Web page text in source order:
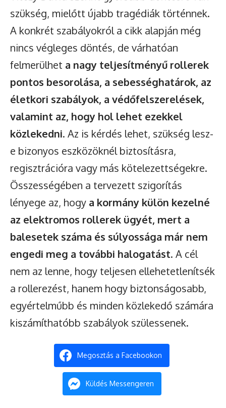
szükség, mielőtt újabb tragédiák történnek.
A konkrét szabályokról a cikk alapján még
nincs végleges döntés, de várhatóan
felmerülhet a nagy teljesítményű rollerek
pontos besorolása, a sebességhatárok, az
életkori szabályok, a védőfelszerelések,
valamint az, hogy hol lehet ezekkel
közlekedni. Az is kérdés lehet, szükség lesz-
e bizonyos eszközöknél biztosításra,
regisztrációra vagy más kötelezettségekre.
Összességében a tervezett szigorítás
lényege az, hogy a kormány külön kezelné
az elektromos rollerek ügyét, mert a
balesetek száma és súlyossága már nem
engedi meg a további halogatást. A cél
nem az lenne, hogy teljesen ellehetetlenítsék
a rollerezést, hanem hogy biztonságosabb,
egyértelműbb és minden közlekedő számára
kiszámíthatóbb szabályok szülessenek.
Megosztás a Facebookon
Küldés Messengeren